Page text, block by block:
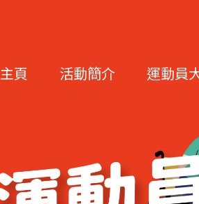
Main navigation
主頁 活動簡介 運動員